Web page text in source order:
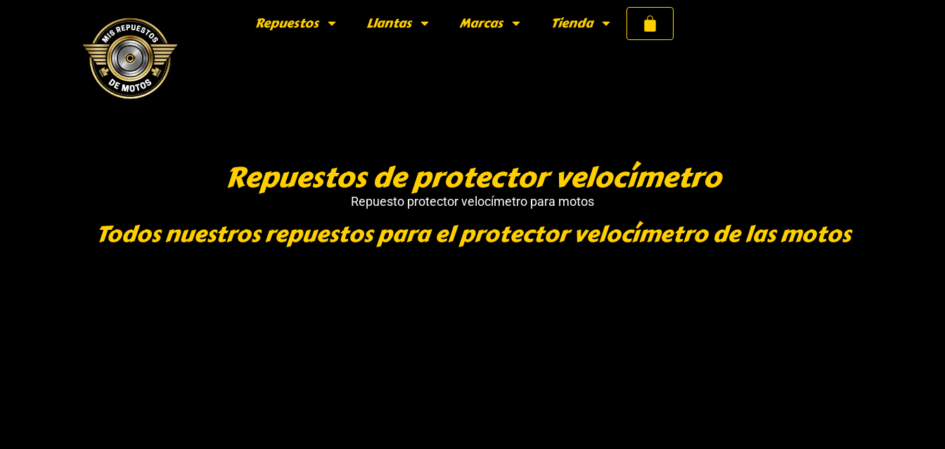
Repuestos Llantas Marcas Tienda
Repuestos de protector velocímetro
Repuesto protector velocímetro para motos
Todos nuestros repuestos para el protector velocímetro de las motos